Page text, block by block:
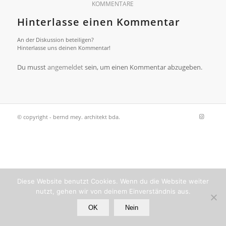
KOMMENTARE
Hinterlasse einen Kommentar
An der Diskussion beteiligen?
Hinterlasse uns deinen Kommentar!
Du musstangemeldetsein, um einen Kommentar abzugeben.
© copyright - bernd mey. architekt bda.
Diese Website benutzt Cookies. Wenn du die Website weiter
nutzt, gehen wir von deinem Einverständnis aus.
OK Nein